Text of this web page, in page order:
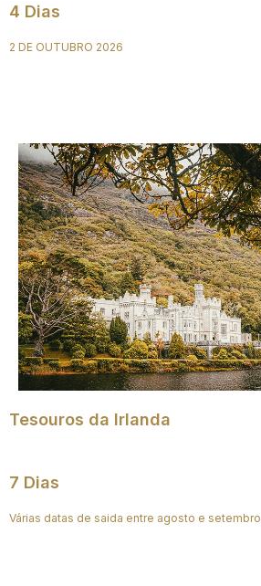
4 Dias
2 DE OUTUBRO 2026
Tesouros da Irlanda
7 Dias
Várias datas de saida entre agosto e setembro